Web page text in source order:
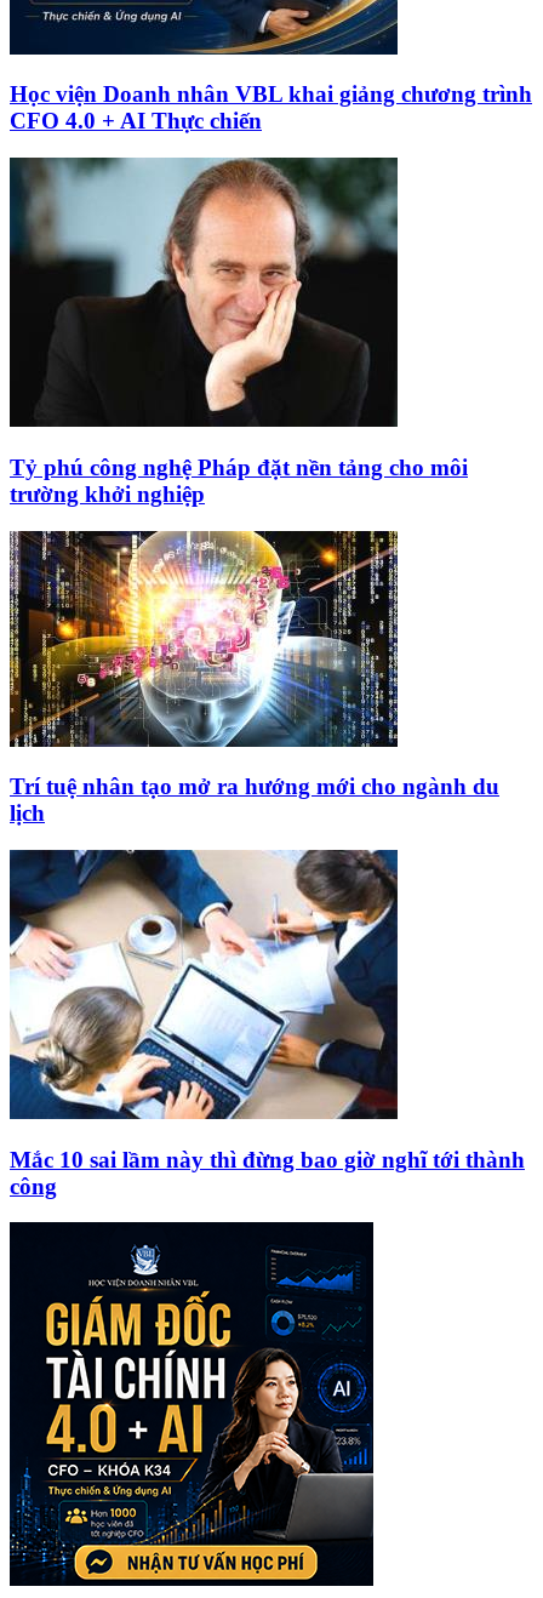
Học viện Doanh nhân VBL khai giảng chương trình
CFO 4.0 + AI Thực chiến
Tỷ phú công nghệ Pháp đặt nền tảng cho môi
trường khởi nghiệp
Trí tuệ nhân tạo mở ra hướng mới cho ngành du
lịch
Mắc 10 sai lầm này thì đừng bao giờ nghĩ tới thành
công